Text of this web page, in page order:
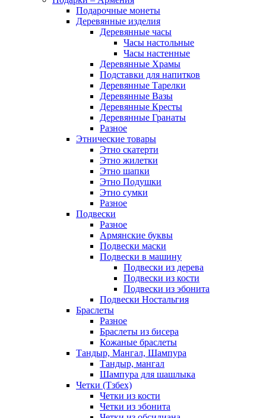
Подарочные монеты
Деревянные изделия
Деревянные часы
Часы настольные
Часы настенные
Деревянные Храмы
Подставки для напитков
Деревянные Тарелки
Деревянные Вазы
Деревянные Кресты
Деревянные Гранаты
Разное
Этнические товары
Этно скатерти
Этно жилетки
Этно шапки
Этно Подушки
Этно сумки
Разное
Подвески
Разное
Армянские буквы
Подвески маски
Подвески в машину
Подвески из дерева
Подвески из кости
Подвески из эбонита
Подвески Ностальгия
Браслеты
Разное
Браслеты из бисера
Кожаные браслеты
Тандыр, Мангал, Шампура
Тандыр, мангал
Шампура для шашлыка
Четки (Тзбех)
Четки из кости
Четки из эбонита